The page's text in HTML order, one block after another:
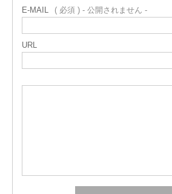
E-MAIL ( 必須 ) - 公開されません -
URL